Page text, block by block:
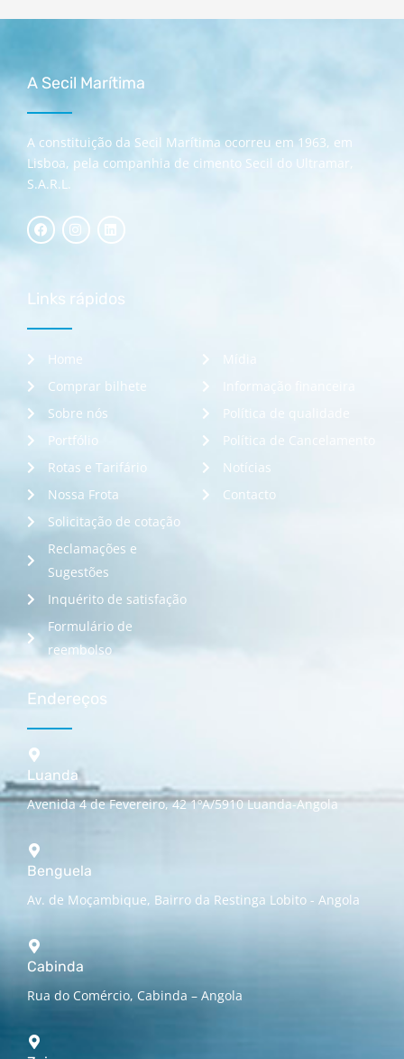
A Secil Marítima
A constituição da Secil Marítima ocorreu em 1963, em
Lisboa, pela companhia de cimento Secil do Ultramar,
S.A.R.L.
Links rápidos
Home
Comprar bilhete
Sobre nós
Portfólio
Rotas e Tarifário
Nossa Frota
Solicitação de cotação
Reclamações e
Sugestões
Inquérito de satisfação
Formulário de
reembolso
Política de qualidade
Política de Cancelamento
Notícias
Contacto
Endereços
Luanda
Avenida 4 de Fevereiro, 42 1ºA/5910 Luanda-Angola
Benguela
Av. de Moçambique, Bairro da Restinga Lobito - Angola
Cabinda
Rua do Comércio, Cabinda – Angola